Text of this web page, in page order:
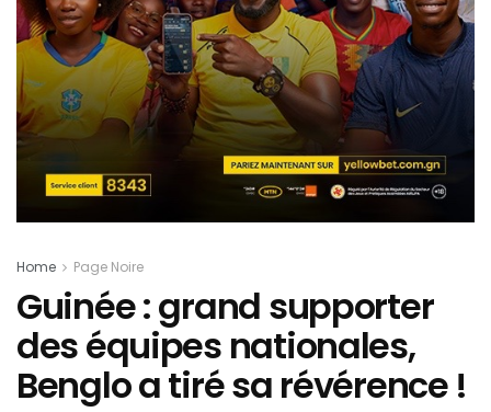
Home Page Noire
Guinée : grand supporter
des équipes nationales,
Benglo a tiré sa révérence !